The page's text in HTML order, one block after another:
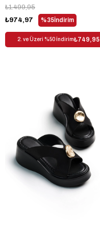
%35İndirim
₺974,97
₺1.499,95
2. ve Üzeri %50 İndirim₺749,95